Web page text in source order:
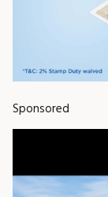
Sponsored